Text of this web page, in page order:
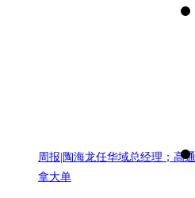
周报|陶海龙任华域总经理；高通
拿大单